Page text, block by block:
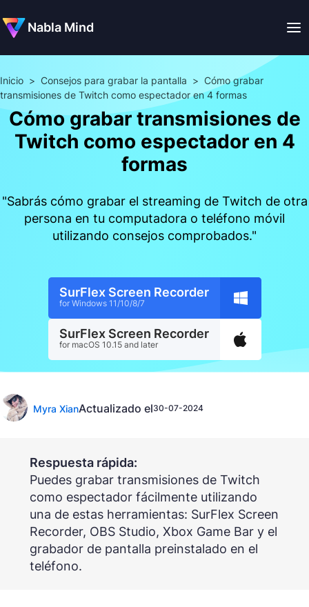
Nabla Mind
Inicio > Consejos para grabar la pantalla > Cómo grabar
transmisiones de Twitch como espectador en 4 formas
Cómo grabar transmisiones de
Twitch como espectador en 4
formas
"Sabrás cómo grabar el streaming de Twitch de otra
persona en tu computadora o teléfono móvil
utilizando consejos comprobados."
SurFlex Screen Recorder
for Windows 11/10/8/7
SurFlex Screen Recorder
for macOS 10.15 and later
Myra XianActualizado el30-07-2024
Respuesta rápida:
Puedes grabar transmisiones de Twitch
como espectador fácilmente utilizando
una de estas herramientas: SurFlex Screen
Recorder, OBS Studio, Xbox Game Bar y el
grabador de pantalla preinstalado en el
teléfono.